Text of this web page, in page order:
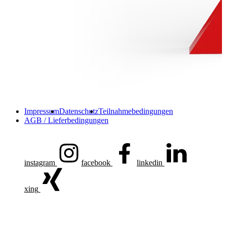
ImpressumDatenschutzTeilnahmebedingungen
AGB / Lieferbedingungen
instagram facebook linkedin
xing